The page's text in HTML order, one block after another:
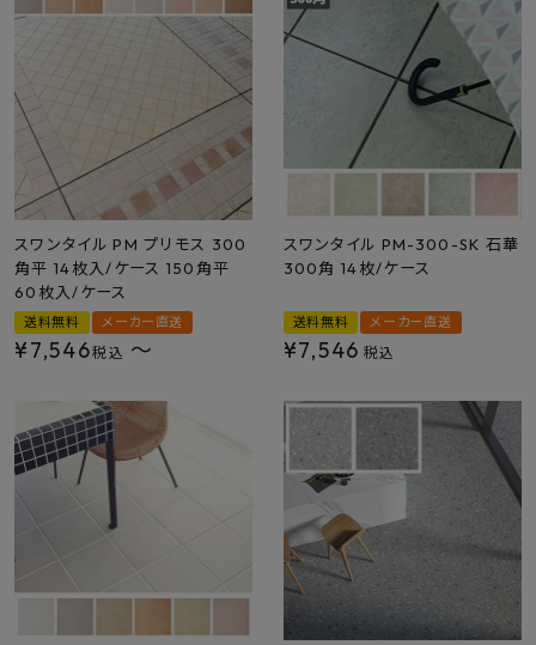
スワンタイル PM プリモス 300
角平 14枚入/ケース 150角平
60枚入/ケース
送料無料 メーカー直送
¥7,546税込 〜
スワンタイル PM-300-SK 石華
300角 14枚/ケース
送料無料 メーカー直送
¥7,546 税込